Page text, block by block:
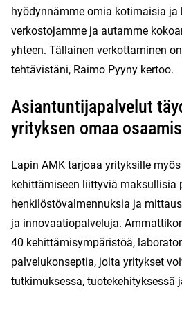
hyödynnämme omia kotimaisia ja
verkostojamme ja autamme
yhteen. Tällainen verkottaminen
tehtävistäni, Raimo Pyyny kertoo.
Asiantuntijapalvelut
yrityksen omaa
Lapin AMK tarjoaa yrityksille
kehittämiseen liittyviä maksullisia
henkilöstövalmennuksia ja
ja innovaatiopalveluja.
40 kehittämisympäristöä,
palvelukonseptia, joita yritykset
tutkimuksessa, tuotekehityksessä